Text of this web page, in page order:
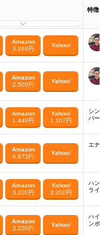
特徴
Amazon
3,269円
Yahoo!
Amazon
2,500円
Yahoo!
Amazon
1,449円
Yahoo!
1,107円
シンプ
バー
Amazon
4,973円
Yahoo!
エナメ
Amazon
3,200円
Yahoo!
3,200円
ハンド
ライブ
Amazon
3,200円
Yahoo!
ハイエ
ンポイ